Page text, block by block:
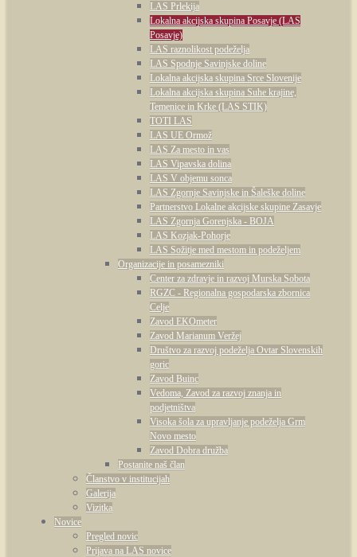
LAS Prlekija
Lokalna akcijska skupina Posavje (LAS
Posavje)
LAS raznolikost podeželja
LAS Spodnje Savinjske doline
Lokalna akcijska skupina Srce Slovenije
Lokalna akcijska skupina Suhe krajine,
Temenice in Krke (LAS STIK)
TOTI LAS
LAS UE Ormož
LAS Za mesto in vas
LAS Vipavska dolina
LAS V objemu sonca
LAS Zgornje Savinjske in Šaleške doline
Partnerstvo Lokalne akcijske skupine Zasavje
LAS Zgornja Gorenjska - BOJA
LAS Kozjak-Pohorje
LAS Sožitje med mestom in podeželjem
Organizacije in posamezniki
Center za zdravje in razvoj Murska Sobota
RGZC - Regionalna gospodarska zbornica
Celje
Zavod EKOmeter
Zavod Marianum Veržej
Društvo za razvoj podeželja Ovtar Slovenskih
goric
Zavod Buinc
Vedoma, Zavod za razvoj znanja in
podjetništva
Visoka šola za upravljanje podeželja Grm
Novo mesto
Zavod Dobra družba
Postanite naš član
Članstvo v institucijah
Galerija
Vizitka
Novice
Pregled novic
Prijava na LAS novice